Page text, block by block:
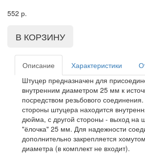
552 р.
Описание Характеристики
Штуцер предназначен для
внутренним диаметром 25 мм к
посредством резьбового
стороны штуцера находится
дюйма, с другой стороны - выход на
"ёлочка" 25 мм. Для надежности
дополнительно закрепляется
диаметра (в комплект не входит).